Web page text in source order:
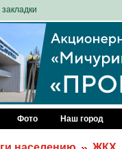
Фото Наш город